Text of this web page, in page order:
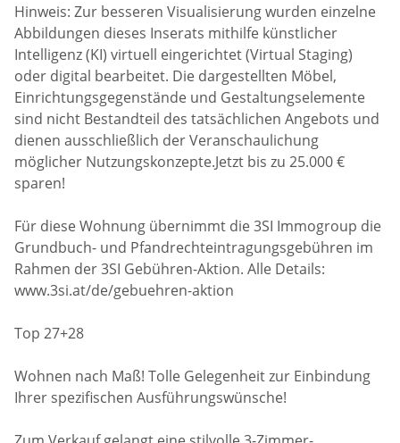
Hinweis: Zur besseren Visualisierung wurden einzelne
Abbildungen dieses Inserats mithilfe künstlicher
Intelligenz (KI) virtuell eingerichtet (Virtual Staging)
oder digital bearbeitet. Die dargestellten Möbel,
Einrichtungsgegenstände und Gestaltungselemente
sind nicht Bestandteil des tatsächlichen Angebots und
dienen ausschließlich der Veranschaulichung
möglicher Nutzungskonzepte.Jetzt bis zu 25.000 €
sparen!
Für diese Wohnung übernimmt die 3SI Immogroup die
Grundbuch- und Pfandrechteintragungsgebühren im
Rahmen der 3SI Gebühren-Aktion. Alle Details:
www.3si.at/de/gebuehren-aktion
Top 27+28
Wohnen nach Maß! Tolle Gelegenheit zur Einbindung
Ihrer spezifischen Ausführungswünsche!